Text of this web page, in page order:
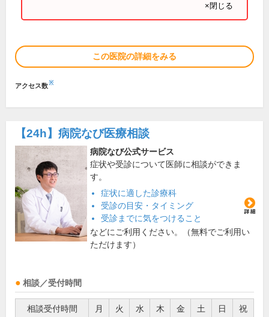
×閉じる
この医院の詳細をみる
アクセス数※
【24h】 病院なび医療相談
病院なび公式サービス
症状や受診について医師に相談ができま
す。
症状に適した診療科
受診の目安・タイミング
受診までに気をつけること
などにご利用ください。（無料でご利用い
ただけます）
相談／受付時間
相談受付時間 月 火 水 木 金 土 日 祝